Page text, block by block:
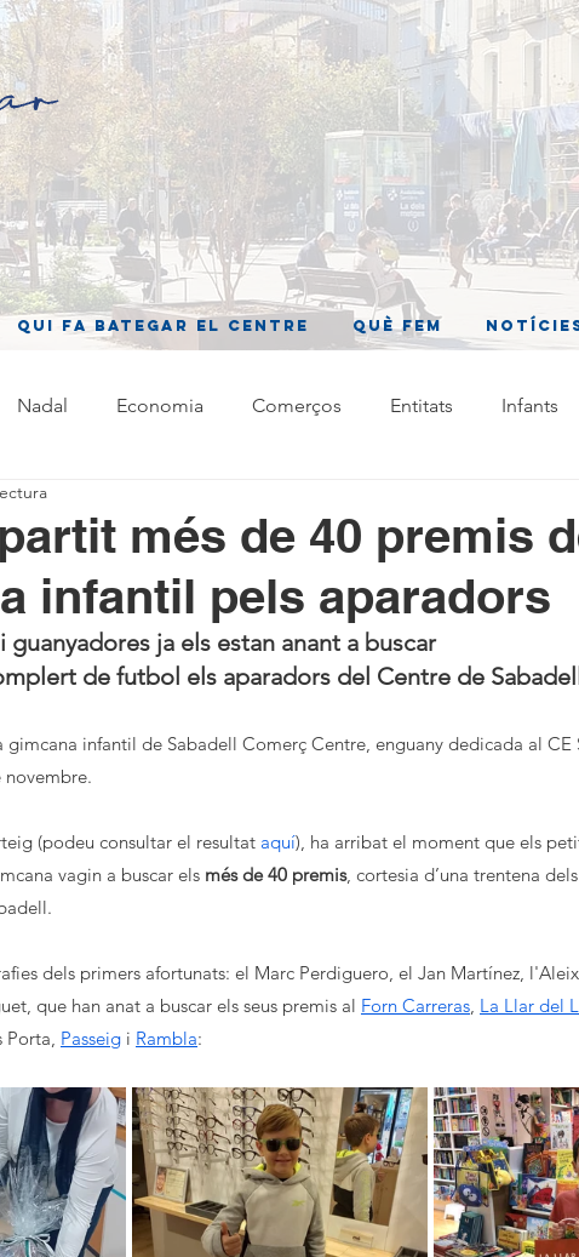
Qui fa bategar el centre Què fem
Nadal Economia Comerços Entitats Infants
més de 40 premis
infantil pels aparadors
guanyadores ja els estan anant a buscar
de futbol els aparadors del Centre de
gimcana infantil de Sabadell Comerç Centre, enguany dedicada al CE
novembre.
(podeu consultar el resultat aquí), ha arribat el moment que els
vagin a buscar els més de 40 premis, cortesia d’una trentena
dels primers afortunats: el Marc Perdiguero, el Jan Martínez,
que han anat a buscar els seus premis al Forn Carreras, La Llar del
Porta, Passeig i Rambla: